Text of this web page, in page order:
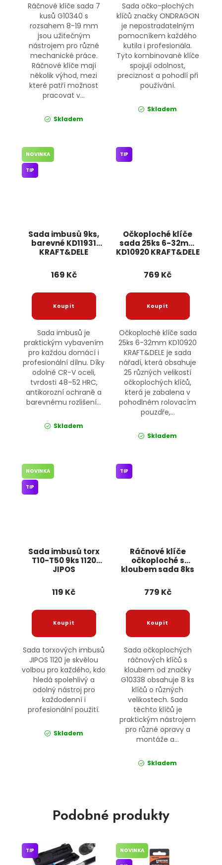
Ráčnové klíče sada 7
kusů G10340 s
rozsahem 8-19 mm
jsou užitečným
nástrojem pro různé
mechanické práce.
Ráčnové klíče mají
několik výhod, mezi
které patří možnost
pracovat v...
Skladem
Sada očko-plochých
klíčů značky ONDRAGON
je nepostradatelným
pomocníkem každého
kutila i profesionála.
Tyto kombinované klíče
spojují odolnost,
preciznost a pohodlí při
používání.
Skladem
Sada imbusů 9ks,
barevné KD11931
KRAFT&DELE
NOVINKA
TIP
169 Kč
Sada imbusů je
praktickým vybavením
pro každou domácí i
profesionální dílnu. Díky
odolné CR-V oceli,
tvrdosti 48–52 HRC,
antikorozní ochraně a
barevnému rozlišení...
Skladem
Očkoploché klíče
sada 25ks 6-32mm
KD10920 KRAFT&DELE
TIP
769 Kč
Očkoploché klíče sada
25ks 6-32mm KD10920
KRAFT&DELE je sada
nářadí, která obsahuje
25 různých velikostí
očkoplochých klíčů,
která je zabalena v
pohodlném rolovacím
pouzdře,...
Skladem
Sada imbusů torx
T10-T50 9ks 1120
JIPOS
NOVINKA
TIP
119 Kč
Sada torxových imbusů
JIPOS 1120 je skvělou
volbou pro každého, kdo
hledá spolehlivý a
odolný nástroj pro
každodenní i
profesionální použití.
Skladem
Ráčnové klíče
očkoploché s
kloubem sada 8ks
GEKO
TIP
779 Kč
Sada očkoplochých
ráčnových klíčů s
kloubem od značky
G10338 obsahuje 8 ks
klíčů o různých
velikostech. Sada
těchto klíčů je
praktickým nástrojem
pro různé opravy a
montáže a...
Skladem
Podobné produkty
TIP NOVINKA